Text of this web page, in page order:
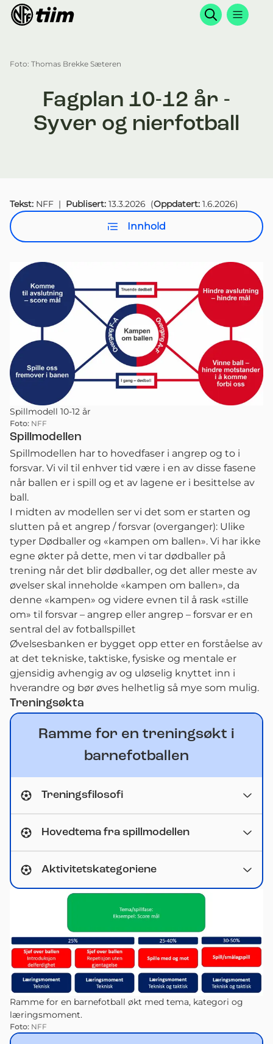
Søk
Foto: Thomas Brekke Sæteren
Fagplan 10-12 år -
Syver og nierfotball
Tekst: NFF | Publisert: 13.3.2026 (Oppdatert: 1.6.2026)
Innhold
Spillmodell 10-12 år
Foto: NFF
Spillmodellen
Spillmodellen har to hovedfaser i angrep og to i
forsvar. Vi vil til enhver tid være i en av disse fasene
når ballen er i spill og et av lagene er i besittelse av
ball.
I midten av modellen ser vi det som er starten og
slutten på et angrep / forsvar (overganger): Ulike
typer Dødballer og «kampen om ballen». Vi har ikke
egne økter på dette, men vi tar dødballer på
trening når det blir dødballer, og det aller meste av
øvelser skal inneholde «kampen om ballen», da
denne «kampen» og videre evnen til å rask «stille
om» til forsvar – angrep eller angrep – forsvar er en
sentral del av fotballspillet
Øvelsesbanken er bygget opp etter en forståelse av
at det tekniske, taktiske, fysiske og mentale er
gjensidig avhengig av og uløselig knyttet inn i
hverandre og bør øves helhetlig så mye som mulig.
Treningsøkta
Ramme for en treningsøkt i
barnefotballen
Treningsfilosofi
Hovedtema fra spillmodellen
Aktivitetskategoriene
Ramme for en barnefotball økt med tema, kategori og
læringsmoment.
Foto: NFF